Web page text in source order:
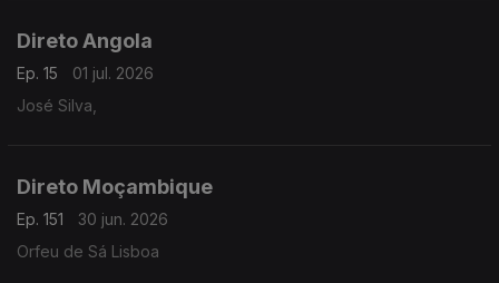
Direto Angola
Ep. 15
01 jul. 2026
José Silva,
Direto Moçambique
Ep. 151
30 jun. 2026
Orfeu de Sá Lisboa